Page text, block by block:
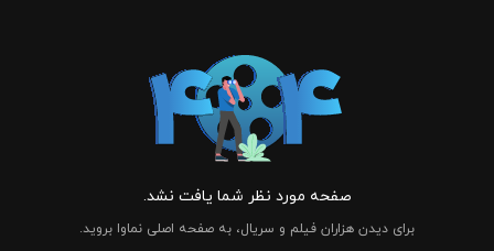
صفحه مورد نظر شما یافت نشد.
برای دیدن هزاران فیلم و سریال، به صفحه اصلی نماوا بروید.